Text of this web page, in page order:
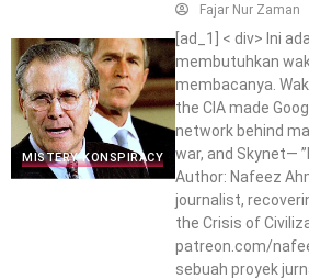
MISTERY-KONSPIRACY
Fajar Nur Zaman
[ad_1] < div> Ini
membutuhkan
membacanya.
the CIA made
network behind
war, and Skynet—
Author: Nafeez
journalist,
the Crisis of
patreon.com/
sebuah proyek